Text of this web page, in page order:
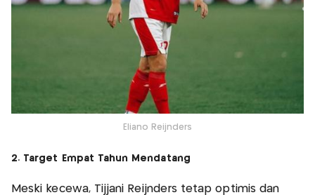
Eliano Reijnders
2. Target Empat Tahun Mendatang
Meski kecewa, Tijjani Reijnders tetap optimis dan